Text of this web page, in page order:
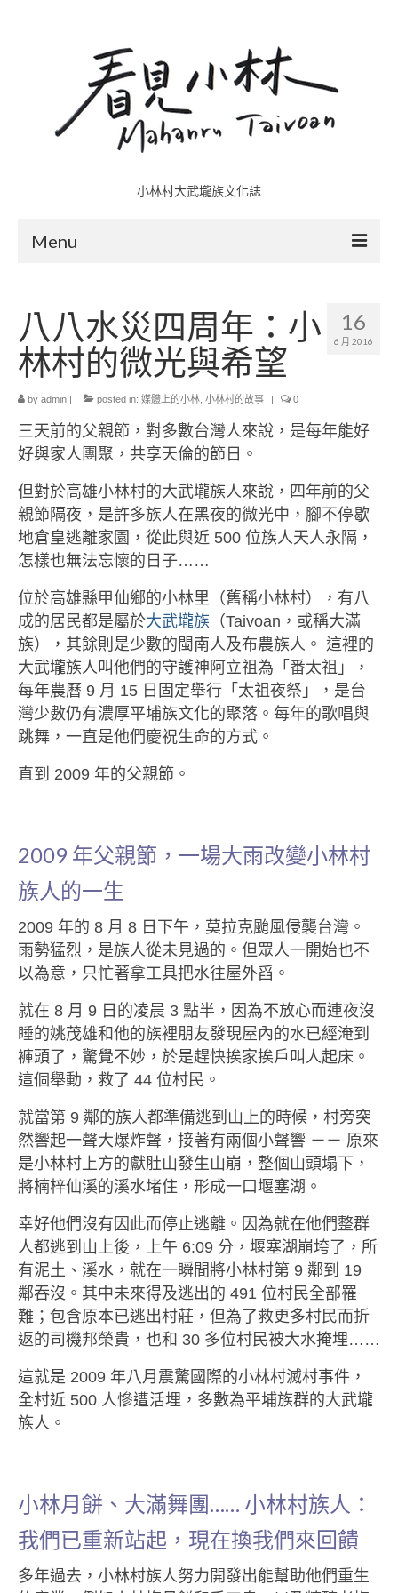
小林村大武壠族文化誌
Menu
五里埔
日光小林
小愛小林
媒體上的小林
語言傳承
祭儀信仰
民族植物
風味飲食
歌舞文化
歡迎來部落
旅遊資訊
16
6 月 2016
八八水災四周年：小
林村的微光與希望
by admin | posted in: 媒體上的小林 小林村的故事 | 0
三天前的父親節，對多數台灣人來說，是每年能好
好與家人團聚，共享天倫的節日。
但對於高雄小林村的大武壠族人來說，四年前的父
親節隔夜，是許多族人在黑夜的微光中，腳不停歇
地倉皇逃離家園，從此與近 500 位族人天人永隔，
怎樣也無法忘懷的日子……
位於高雄縣甲仙鄉的小林里（舊稱小林村），有八
成的居民都是屬於大武壠族 （Taivoan，或稱大滿
族），其餘則是少數的閩南人及布農族人。 這裡的
大武壠族人叫他們的守護神阿立祖為「番太祖」，
每年農曆 9 月 15 日固定舉行「太祖夜祭」，是台
灣少數仍有濃厚平埔族文化的聚落。每年的歌唱與
跳舞，一直是他們慶祝生命的方式。
直到 2009 年的父親節。
2009 年父親節，一場大雨改變小林村
族人的一生
2009 年的 8 月 8 日下午，莫拉克颱風侵襲台灣。
雨勢猛烈，是族人從未見過的。但眾人一開始也不
以為意，只忙著拿工具把水往屋外舀。
就在 8 月 9 日的凌晨 3 點半，因為不放心而連夜沒
睡的姚茂雄和他的族裡朋友發現屋內的水已經淹到
褲頭了，驚覺不妙，於是趕快挨家挨戶叫人起床。
這個舉動，救了 44 位村民。
就當第 9 鄰的族人都準備逃到山上的時候，村旁突
然響起一聲大爆炸聲，接著有兩個小聲響 －－ 原來
是小林村上方的獻肚山發生山崩，整個山頭塌下，
將楠梓仙溪的溪水堵住，形成一口堰塞湖。
幸好他們沒有因此而停止逃離。因為就在他們整群
人都逃到山上後，上午 6:09 分，堰塞湖崩垮了，所
有泥土、溪水，就在一瞬間將小林村第 9 鄰到 19
鄰吞沒。其中未來得及逃出的 491 位村民全部罹
難；包含原本已逃出村莊，但為了救更多村民而折
返的司機邦榮貴，也和 30 多位村民被大水掩埋……
這就是 2009 年八月震驚國際的小林村滅村事件，
全村近 500 人慘遭活埋，多數為平埔族群的大武壠
族人。
小林月餅、大滿舞團…… 小林村族人：
我們已重新站起，現在換我們來回饋
多年過去，小林村族人努力開發出能幫助他們重生